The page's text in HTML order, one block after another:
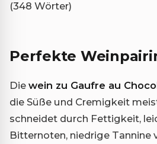
(348 Wörter)
Perfekte
Die wein zu Gaufre au
die Süße und Cremigkeit
schneidet durch Fettigkeit,
Bitternoten, niedrige Tannine